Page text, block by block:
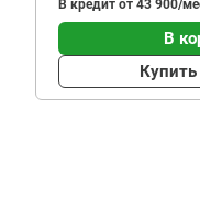
В кредит от 43 900/
В